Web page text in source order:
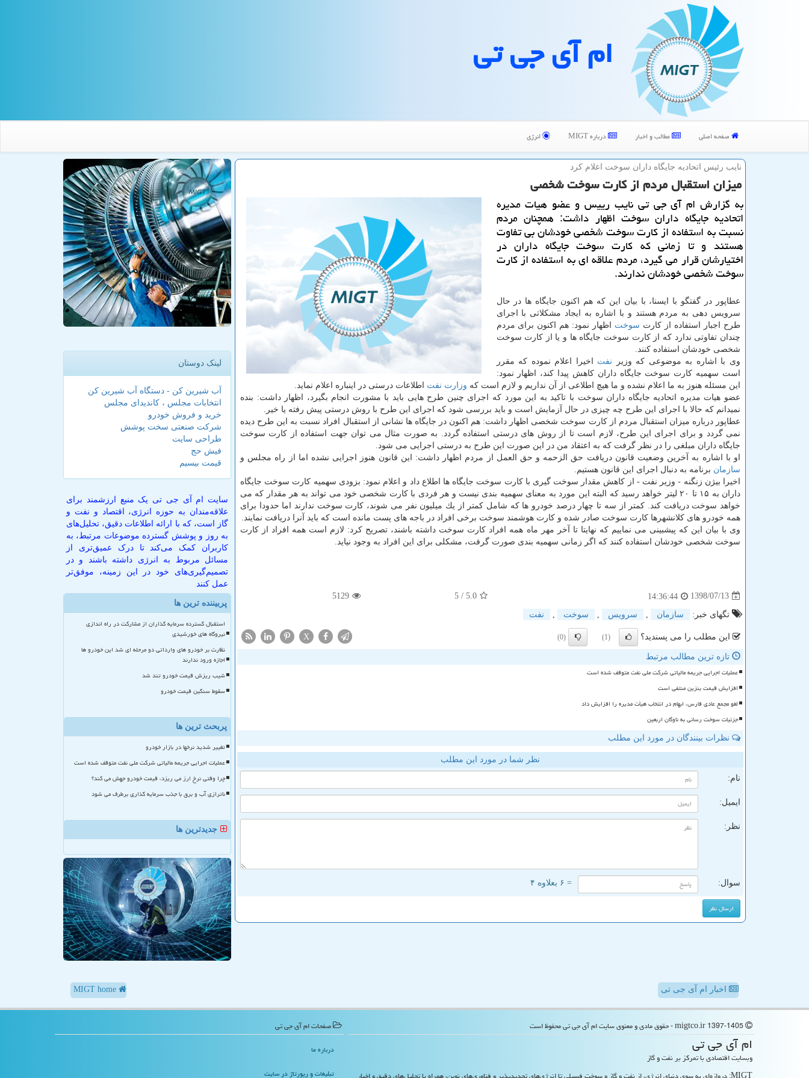
ام آی جی تی
صفحه اصلی مطالب و اخبار درباره MIGT انرژی
نایب رئیس اتحادیه جایگاه داران سوخت اعلام كرد
میزان استقبال مردم از كارت سوخت شخصی
به گزارش ام آی جی تی نایب رییس و عضو هیات مدیره
اتحادیه جایگاه داران سوخت اظهار داشت: همچنان مردم
نسبت به استفاده از كارت سوخت شخصی خودشان بی تفاوت
هستند و تا زمانی كه كارت سوخت جایگاه داران در
اختیارشان قرار می گیرد، مردم علاقه ای به استفاده از كارت
سوخت شخصی خودشان ندارند.
عطاپور در گفتگو با ایسنا، با بیان این كه هم اكنون جایگاه ها در حال
سرویس دهی به مردم هستند و با اشاره به ایجاد مشكلاتی با اجرای
طرح اجبار استفاده از كارت سوخت اظهار نمود: هم اكنون برای مردم
چندان تفاوتی ندارد كه از كارت سوخت جایگاه ها و یا از كارت سوخت
شخصی خودشان استفاده كنند.
وی با اشاره به موضوعی كه وزیر نفت اخیرا اعلام نموده كه مقرر
است سهمیه كارت سوخت جایگاه داران كاهش پیدا كند، اظهار نمود:
این مسئله هنوز به ما اعلام نشده و ما هیچ اطلاعی از آن نداریم و لازم است كه وزارت نفت اطلاعات درستی در اینباره اعلام نماید.
عضو هیات مدیره اتحادیه جایگاه داران سوخت با تاكید به این مورد كه اجرای چنین طرح هایی باید با مشورت انجام بگیرد، اظهار داشت: بنده
نمیدانم كه حالا با اجرای این طرح چه چیزی در حال آزمایش است و باید بررسی شود كه اجرای این طرح با روش درستی پیش رفته یا خیر.
عطاپور درباره میزان استقبال مردم از كارت سوخت شخصی اظهار داشت: هم اكنون در جایگاه ها نشانی از استقبال افراد نسبت به این طرح دیده
نمی گردد و برای اجرای این طرح، لازم است تا از روش های درستی استفاده گردد. به صورت مثال می توان جهت استفاده از كارت سوخت
جایگاه داران مبلغی را در نظر گرفت كه به اعتقاد من در این صورت این طرح به درستی اجرایی می شود.
او با اشاره به آخرین وضعیت قانون دریافت حق الزحمه و حق العمل از مردم اظهار داشت: این قانون هنوز اجرایی نشده اما از راه مجلس و
سازمان برنامه به دنبال اجرای این قانون هستیم.
اخیرا بیژن زنگنه - وزیر نفت - از كاهش مقدار سوخت گیری با كارت سوخت جایگاه ها اطلاع داد و اعلام نمود: بزودی سهمیه كارت سوخت جایگاه
داران به ۱۵ تا ۲۰ لیتر خواهد رسید كه البته این مورد به معنای سهمیه بندی نیست و هر فردی با كارت شخصی خود می تواند به هر مقدار كه می
خواهد سوخت دریافت كند. كمتر از سه تا چهار درصد خودرو ها كه شامل كمتر از یك میلیون نفر می شوند، كارت سوخت ندارند اما حدودا برای
همه خودرو های كلانشهرها كارت سوخت صادر شده و كارت هوشمند سوخت برخی افراد در باجه های پست مانده است كه باید آنرا دریافت نمایند.
وی با بیان این كه پیشبینی می نماییم كه نهایتا تا آخر مهر ماه همه افراد كارت سوخت داشته باشند، تصریح كرد: لازم است همه افراد از كارت
سوخت شخصی خودشان استفاده كنند كه اگر زمانی سهمیه بندی صورت گرفت، مشكلی برای این افراد به وجود نیاید.
1398/07/13
14:36:44
5.0
/ 5
5129
تگهای خبر: سازمان سرویس سوخت نفت
این مطلب را می پسندید؟ (1)
(0)
X
تازه ترین مطالب مرتبط
عملیات اجرایی جریمه مالیاتی شرکت ملی نفت متوقف شده است
افزایش قیمت بنزین منتفی است
لغو مجمع عادی فارس، ابهام در انتخاب هیأت مدیره را افزایش داد
جزئیات سوخت رسانی به ناوگان اربعین
نظرات بینندگان در مورد این مطلب
نظر شما در مورد این مطلب
نام:
ایمیل:
نظر:
سوال: = ۶ بعلاوه ۴
لینک دوستان
آب شیرین کن - دستگاه آب شیرین کن
انتخابات مجلس ، کاندیدای مجلس
خرید و فروش خودرو
شرکت صنعتی سخت پوشش
طراحی سایت
فیش حج
قیمت بیسیم
سایت ام آی جی تی یک منبع ارزشمند برای
علاقه‌مندان به حوزه انرژی، اقتصاد و نفت و
گاز است، که با ارائه اطلاعات دقیق، تحلیل‌های
به روز و پوشش گسترده موضوعات مرتبط، به
کاربران کمک می‌کند تا درک عمیق‌تری از
مسائل مربوط به انرژی داشته باشند و در
تصمیم‌گیری‌های خود در این زمینه، موفق‌تر
عمل کنند
پربیننده ترین ها
استقبال گسترده سرمایه گذاران از مشارکت در راه اندازی
نیروگاه های خورشیدی
نظارت بر خودرو های وارداتی دو مرحله ای شد این خودرو ها
اجازه ورود ندارند
شیب ریزش قیمت خودرو تند شد
سقوط سنگین قیمت خودرو
پربحث ترین ها
تغییر شدید نرخها در بازار خودرو
عملیات اجرایی جریمه مالیاتی شرکت ملی نفت متوقف شده است
چرا وقتی نرخ ارز می ریزد، قیمت خودرو جهش می کند؟
ناترازی آب و برق با جذب سرمایه گذاری برطرف می شود
جدیدترین ها
اخبار ام آی جی تی
ام آی جی تی
وبسایت اقتصادی با تمرکز بر نفت و گاز
صفحات ام آی جی تی
درباره ما
تبلیغات و رپورتاژ در سایت